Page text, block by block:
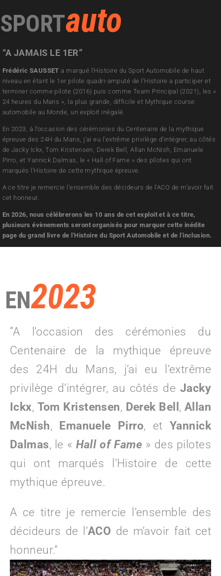
SPORTauto
“A JAMAIS LE 1ER”
Frédéric SAUSSET a marqué l'Histoire du Sport Automobile de haut
niveau en étant le 1er pilote quadri-amputé de l’Histoire a participer et
terminer comme pilote (2016) puis comme Team Principal (2021), les «
24 heures du Mans », la plus grande, difficile et Mythique course
automobile au Monde, un exploit inégalé.
En 2023, à l’occasion des cérémonies du Centenaire de la mythique
épreuve des 24H du Mans, j'ai eu l’extrême privilège d’intégrer, au côtés
de Jacky Ickx, Tom Kristensen, Derek Bell, Allan McNish, Emanuele
Pirro, et Yannick Dalmas, le « Hall of Fame » des pilotes qui ont
marqués l’Histoire de cette mythique épreuve.
A ce titre je remercie l’ensemble des décideurs de l’ACO de m’avoir fait
cet honneur.
En 2026, nous célébrerons les 10 ans de cet exploit et à ce titre,
plusieurs évènements seront organisés pour marquer cette inédite
page du grand livre de l'Histoire du Sport Automobile et de l'inclusion.
EN2023
“A l’occasion des cérémonies du
Centenaire de la mythique épreuve
des 24H du Mans, j’ai eu l’extrême
privilège d’intégrer, au côtés de Jacky
Ickx, Tom Kristensen, Derek Bell , Allan
McNish, Emanuele Pirro, etYannick
Dalmas, le « Hall of Fame » des pilotes
qui ont marqués l’Histoire de cette
mythique épreuve.
A ce titre je remercie l’ensemble des
décideurs de l’ACO de m’avoir fait cet
honneur.”